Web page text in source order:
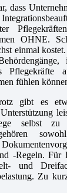
dass
OHNE.
einmal
Pflegekräfte
fühlen
gibt es
selbst
sowohl
-Regeln. Für
und
Zu